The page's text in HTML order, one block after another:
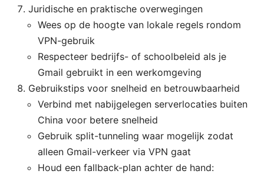
Juridische en praktische overwegingen
Wees op de hoogte van lokale regels rondom
VPN-gebruik
Respecteer bedrijfs- of schoolbeleid als je
Gmail gebruikt in een werkomgeving
Gebruikstips voor snelheid en betrouwbaarheid
Verbind met nabijgelegen serverlocaties buiten
China voor betere snelheid
Gebruik split-tunneling waar mogelijk zodat
alleen Gmail-verkeer via VPN gaat
Houd een fallback-plan achter de hand: